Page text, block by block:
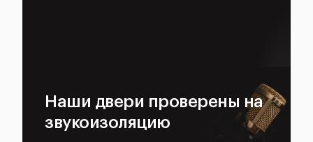
Наши двери проверены на
звукоизоляцию